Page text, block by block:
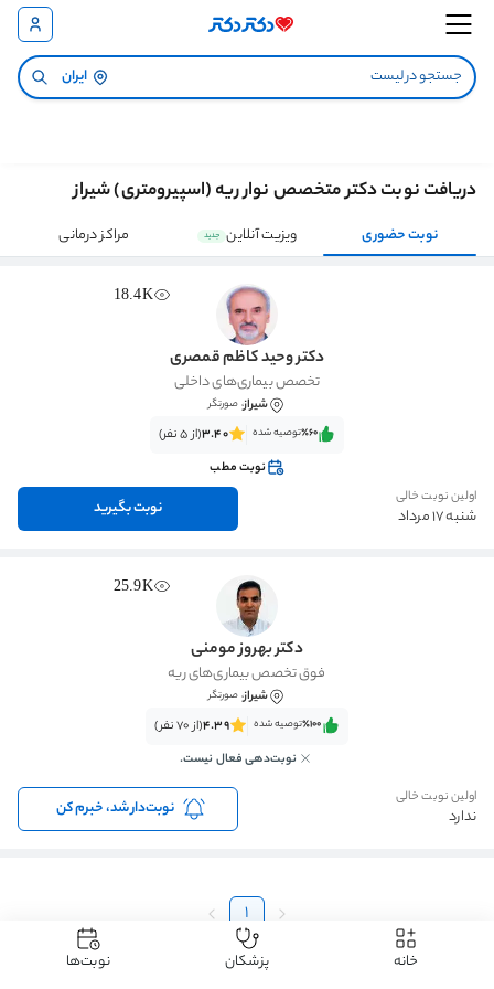
ایران
دریافت نوبت دکتر متخصص نوار ریه (اسپیرومتری) شیراز
نوبت حضوری ویزیت آنلاین جدید مراکز درمانی
18.4K
دکتر وحید کاظم قمصری
تخصص بیماری‌های داخلی
شیراز، صورتگر
٪60‌‌‌توصیه شده 3.40(از 5 نفر)
نوبت مطب
اولین نوبت خالی
شنبه 17 مرداد نوبت بگیرید
25.9K
دکتر بهروز مومنی
فوق تخصص بیماری‌های ریه
شیراز، صورتگر
٪100‌‌‌توصیه شده 4.39(از 70 نفر)
نوبت‌دهی فعال نیست.
اولین نوبت خالی
ندارد نوبت‌دار شد، خبرم کن
1
خانه پزشکان نوبت‌ها